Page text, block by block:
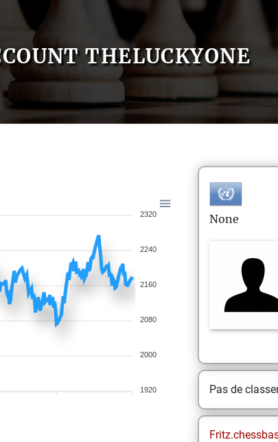
THELUCKYONE
2320
2240
2160
2080
2000
1920
None
Pas de